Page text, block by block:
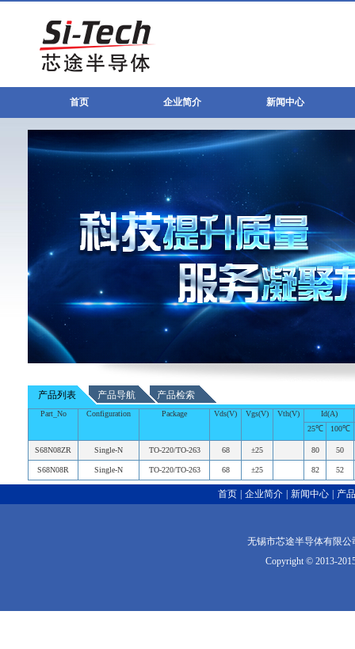
首页 企业简介 新闻中心
产品列表 产品导航 产品检索
Part_No Configuration Package Vds(V) Vgs(V) Vth(V)
Id(A)
25℃
100℃
S68N08ZR Single-N TO-220/TO-263 68 ±25 80 50
S68N08R Single-N TO-220/TO-263 68 ±25 82 52
首页 企业简介 新闻中心 产
无锡市芯途半导体有限公
Copyright © 2013-